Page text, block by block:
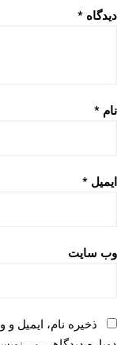
دیدگاه *
نام *
ایمیل *
وب‌ سایت
ذخیره نام، ایمیل